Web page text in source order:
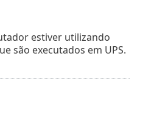
estiver utilizando
são executados em UPS.